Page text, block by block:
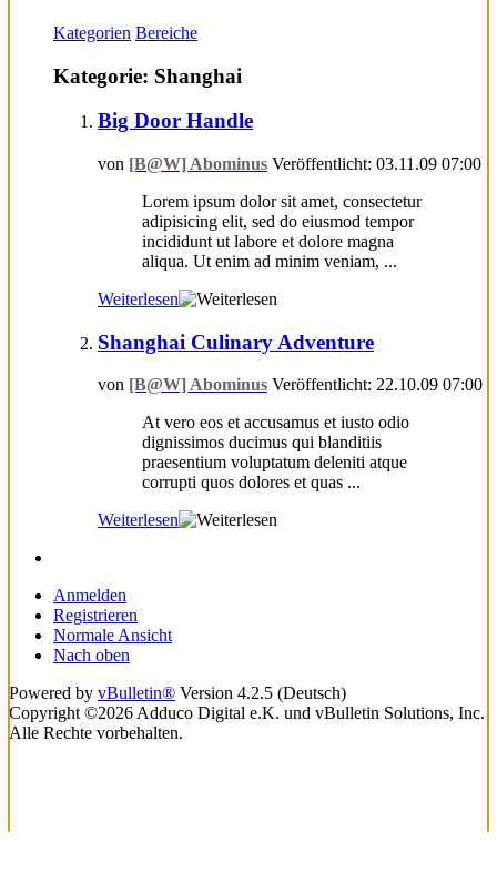
Kategorien Bereiche
Kategorie: Shanghai
Big Door Handle
von [B@W] Abominus Veröffentlicht: 03.11.09 07:00
Lorem ipsum dolor sit amet, consectetur
adipisicing elit, sed do eiusmod tempor
incididunt ut labore et dolore magna
aliqua. Ut enim ad minim veniam, ...
Weiterlesen
Shanghai Culinary Adventure
von [B@W] Abominus Veröffentlicht: 22.10.09 07:00
At vero eos et accusamus et iusto odio
dignissimos ducimus qui blanditiis
praesentium voluptatum deleniti atque
corrupti quos dolores et quas ...
Weiterlesen
Anmelden
Registrieren
Normale Ansicht
Nach oben
Powered by vBulletin® Version 4.2.5 (Deutsch)
Copyright ©2026 Adduco Digital e.K. und vBulletin Solutions, Inc.
Alle Rechte vorbehalten.